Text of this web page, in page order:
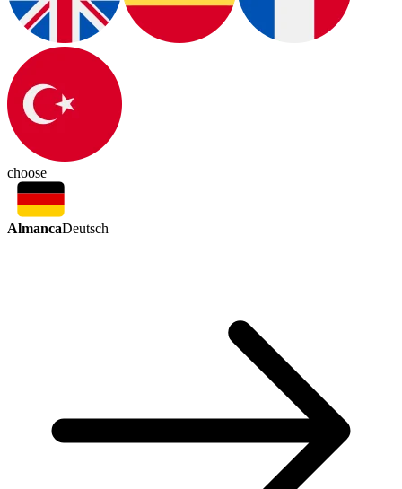
choose
AlmancaDeutsch